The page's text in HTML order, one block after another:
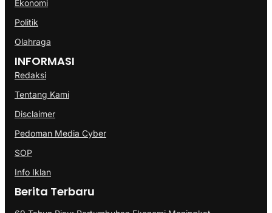
Ekonomi
Politik
Olahraga
INFORMASI
Redaksi
Tentang Kami
Disclaimer
Pedoman Media Cyber
SOP
Info Iklan
Berita Terbaru